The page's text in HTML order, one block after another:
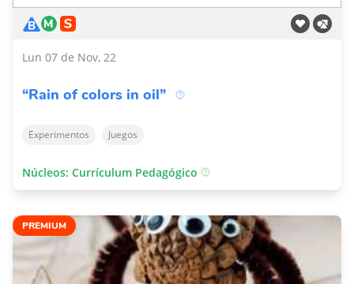
Lun 07 de Nov, 22
“Rain of colors in oil”
Experimentos Juegos
Núcleos: Currículum Pedagógico
PREMIUM